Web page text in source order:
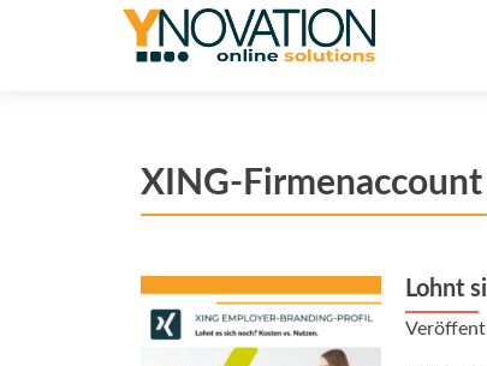
XING-Firmenaccount
Lohnt